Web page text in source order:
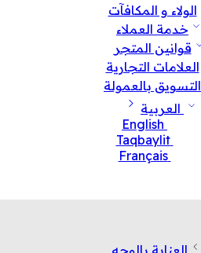
الولاء و المكافآت
خدمة العملاء
قوانين المتجر
العلامات التجارية
التسويق بالعمولة
العربية
English
Taqbaylit
Français
العناية بالوجه